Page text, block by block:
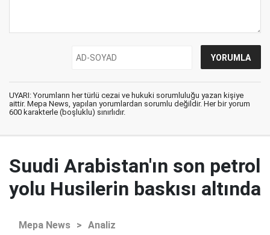
UYARI: Yorumların her türlü cezai ve hukuki sorumluluğu yazan kişiye
aittir. Mepa News, yapılan yorumlardan sorumlu değildir. Her bir yorum
600 karakterle (boşluklu) sınırlıdır.
Suudi Arabistan'ın son petrol
yolu Husilerin baskısı altında
Mepa News > Analiz